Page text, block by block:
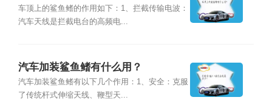
车顶上的鲨鱼鳍的作用如下：1、拦截传输电波：
汽车天线是拦截电台的高频电...
汽车加装鲨鱼鳍有什么用？
汽车加装鲨鱼鳍有以下几个作用：1、安全：克服
了传统杆式伸缩天线、鞭型天...